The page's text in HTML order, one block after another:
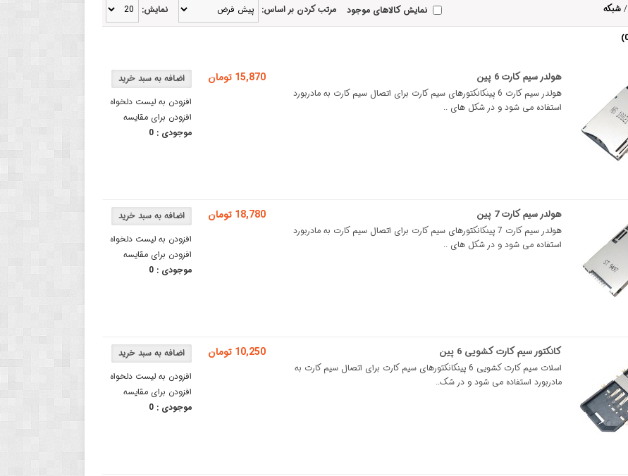
/شبکه نمایش: مرتب کردن بر اساس: نمایش کالاهای موجود
افزودن به لیست دلخواه
افزودن برای مقایسه
موجودی :0
15,870 تومان هولدر سیم کارت 6 پین
هولدر سیم کارت 6 پینکانکتورهای سیم کارت برای اتصال سیم کارت به مادربورد
استفاده می شود و در شکل های ..
افزودن به لیست دلخواه
افزودن برای مقایسه
موجودی :0
18,780 تومان هولدر سیم کارت 7 پین
هولدر سیم کارت 7 پینکانکتورهای سیم کارت برای اتصال سیم کارت به مادربورد
استفاده می شود و در شکل های ..
افزودن به لیست دلخواه
افزودن برای مقایسه
موجودی :0
10,250 تومان کانکتور سیم کارت کشویی 6 پین
اسلات سیم کارت کشویی 6 پینکانکتورهای سیم کارت برای اتصال سیم کارت به
مادربورد استفاده می شود و در شک..